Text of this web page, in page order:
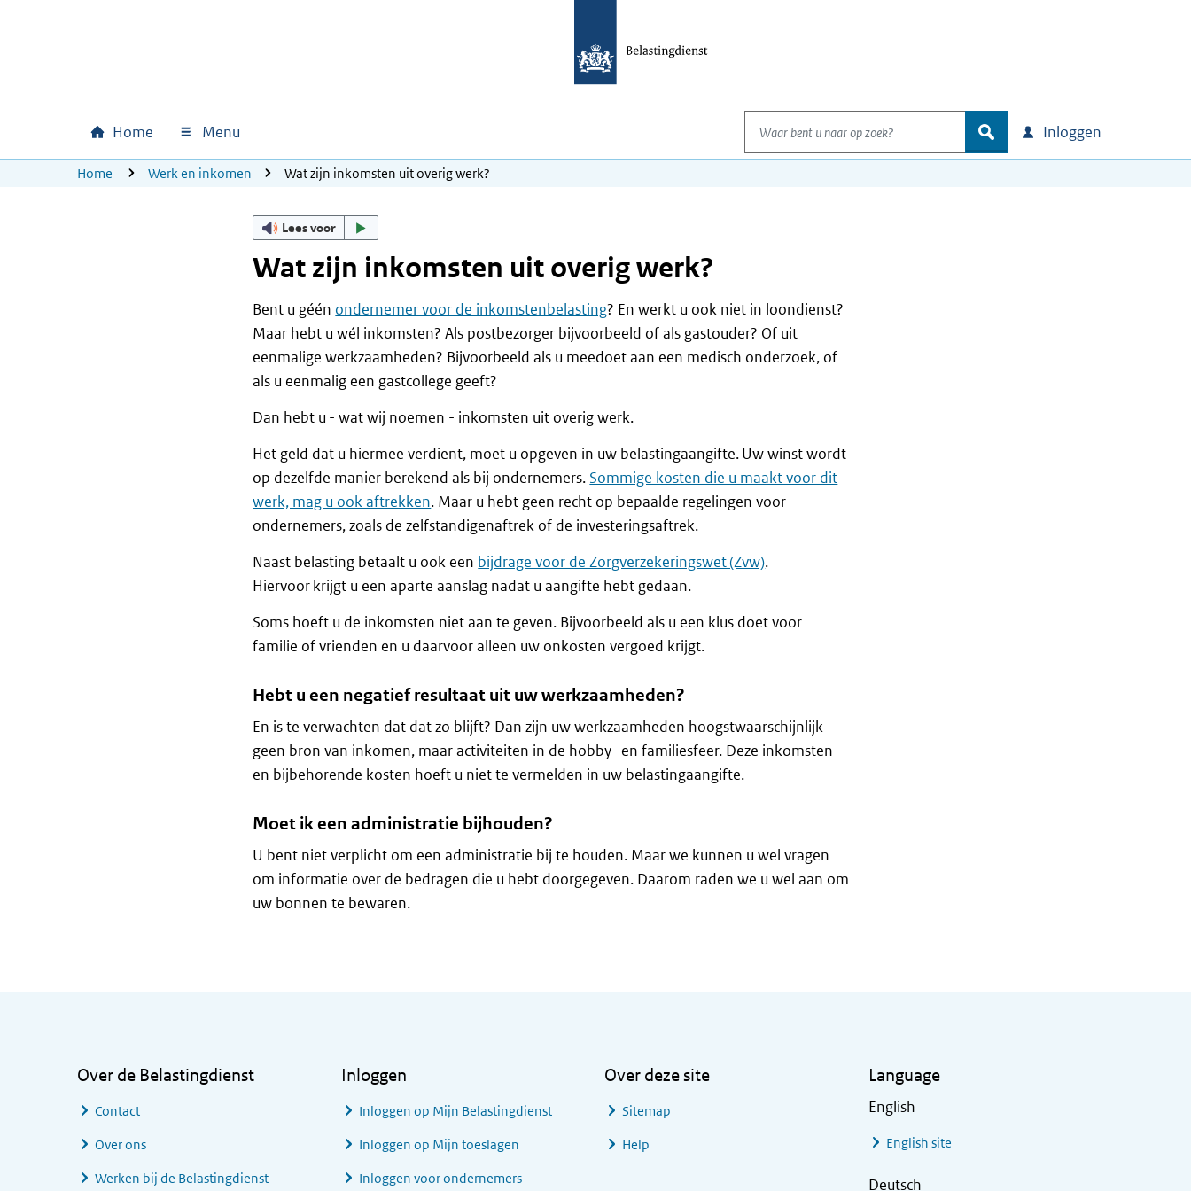
Hoofdnavigatie
Home Menu
Waar bent u naar op zoek?
zoek Inloggen
U bevindt zich hier:
Home Werk en inkomen Wat zijn inkomsten uit overig werk?
Lees voor
Wat zijn inkomsten uit overig werk?
Bent u géén ondernemer voor de inkomstenbelasting? En werkt u ook niet in loondienst?
Maar hebt u wél inkomsten? Als postbezorger bijvoorbeeld of als gastouder? Of uit
eenmalige werkzaamheden? Bijvoorbeeld als u meedoet aan een medisch onderzoek, of
als u eenmalig een gastcollege geeft?
Dan hebt u - wat wij noemen - inkomsten uit overig werk.
Het geld dat u hiermee verdient, moet u opgeven in uw belastingaangifte. Uw winst wordt
op dezelfde manier berekend als bij ondernemers. Sommige kosten die u maakt voor dit
werk, mag u ook aftrekken. Maar u hebt geen recht op bepaalde regelingen voor
ondernemers, zoals de zelfstandigenaftrek of de investeringsaftrek.
Naast belasting betaalt u ook een bijdrage voor de Zorgverzekeringswet (Zvw).
Hiervoor krijgt u een aparte aanslag nadat u aangifte hebt gedaan.
Soms hoeft u de inkomsten niet aan te geven. Bijvoorbeeld als u een klus doet voor
familie of vrienden en u daarvoor alleen uw onkosten vergoed krijgt.
Hebt u een negatief resultaat uit uw werkzaamheden?
En is te verwachten dat dat zo blijft? Dan zijn uw werkzaamheden hoogstwaarschijnlijk
geen bron van inkomen, maar activiteiten in de hobby- en familiesfeer. Deze inkomsten
en bijbehorende kosten hoeft u niet te vermelden in uw belastingaangifte.
Moet ik een administratie bijhouden?
U bent niet verplicht om een administratie bij te houden. Maar we kunnen u wel vragen
om informatie over de bedragen die u hebt doorgegeven. Daarom raden we u wel aan om
uw bonnen te bewaren.
Over de Belastingdienst
Contact
Over ons
Werken bij de Belastingdienst
Inloggen
Inloggen op Mijn Belastingdienst
Inloggen op Mijn toeslagen
Inloggen voor ondernemers
Over deze site
Sitemap
Help
Language
English
English site
Deutsch